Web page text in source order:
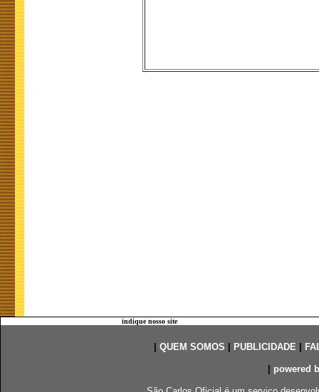
indique nosso site
QUEM SOMOS PUBLICIDADE|
powered